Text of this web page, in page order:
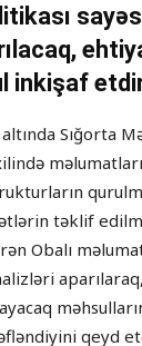
inkişaf
Sığorta
təklif
Obalı
aparılaraq,
qeyd